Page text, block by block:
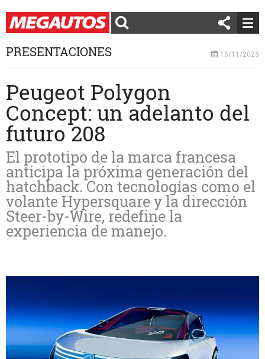
PRESENTACIONES 15/11/2025
Peugeot Polygon
Concept: un adelanto del
futuro 208
El prototipo de la marca francesa
anticipa la próxima generación del
hatchback. Con tecnologías como el
volante Hypersquare y la dirección
Steer-by-Wire, redefine la
experiencia de manejo.